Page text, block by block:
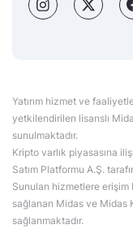
Yatırım hizmet ve
yetkilendirilen lisanslı
sunulmaktadır.
Kripto varlık piyasasına
Satım Platformu A.Ş.
Sunulan hizmetlere erişim
sağlanan Midas ve Midas
sağlanmaktadır.